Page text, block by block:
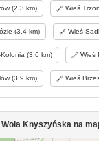
(2,3 km) Wieś
(3,4 km) Wieś
(3,6 km) Wieś
(3,9 km) Wieś
Wola Knyszyńska na